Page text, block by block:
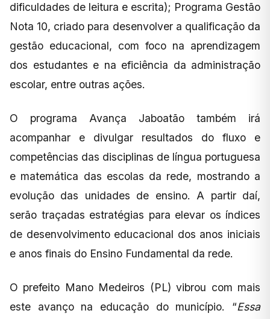
dificuldades de leitura e escrita); Programa Gestão
Nota 10, criado para desenvolver a qualificação da
gestão educacional, com foco na aprendizagem
dos estudantes e na eficiência da administração
escolar, entre outras ações.
O programa Avança Jaboatão também irá
acompanhar e divulgar resultados do fluxo e
competências das disciplinas de língua portuguesa
e matemática das escolas da rede, mostrando a
evolução das unidades de ensino. A partir daí,
serão traçadas estratégias para elevar os índices
de desenvolvimento educacional dos anos iniciais
e anos finais do Ensino Fundamental da rede.
O prefeito Mano Medeiros (PL) vibrou com mais
este avanço na educação do município. “Essa